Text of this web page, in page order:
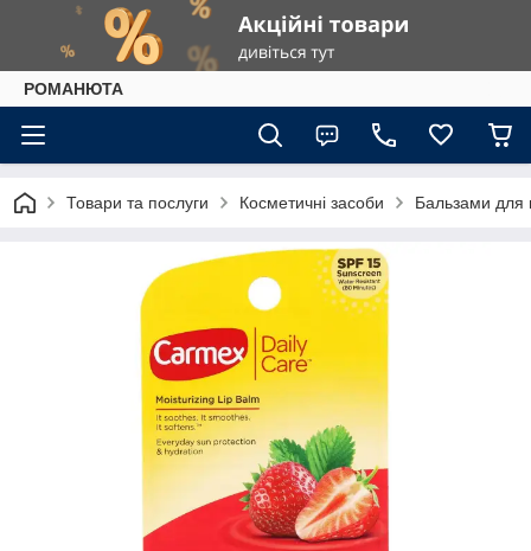
РОМАНЮТА
Товари та послуги Косметичні засоби Бальзами для